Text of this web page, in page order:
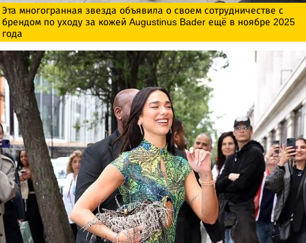
Эта многогранная звезда объявила о своем сотрудничестве с
брендом по уходу за кожей Augustinus Bader ещё в ноябре 2025
года